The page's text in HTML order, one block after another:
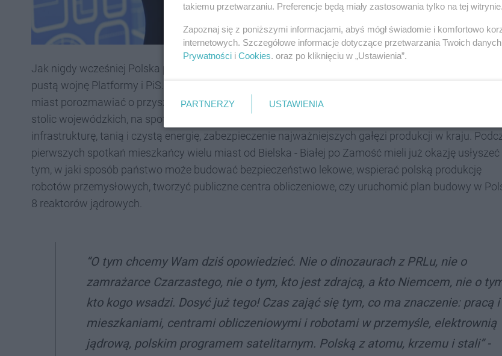
Jak nigdy wcześniej Polska potrzebuje planu. Jak przekonują liderzy Partii Razem — nie mamy czasu
pustą wojnę Platformy i PiS. Właśnie dlatego ekipa Razem rusza w Polskę, by z mieszkańcami
miast porozmawiać o przyszłości. Liderzy ugrupowania odwiedzają wszystkie 49 byłych i obecnych
stolic wojewódzkich, na spotkaniach w całym kraju przedstawią plan strategicznych inwestycji w
infrastrukturę, tanią i czystą energię, zabezpieczenie najważniejszych gałęzi produkcji w kraju.
pierwszych spotkań mieszkańcy wielu miast od Bielska - Białej po Zamość mieli już okazję usłyszeć
tym, w jaki sposób państwo może budować bezpieczeństwo lekowe, wspierać polską produkcję
robotów przemysłowych, tworzyć publiczne centra obliczeniowe, czy uruchomić plan budowy w
8 reaktorów jądrowych.
“O tym chcemy Wam dziś opowiedzieć. Nie o dinozaurach z PRLu, nie o
zamrażarce Czarzastego, nie o tym, kto jest zdrajcą, a kto Niemcem, nie o
kto kogo wsadzi. Dosyć już tego! Czas zająć się tym, co ma znaczenie: pracą i
mieszkaniami, centrami obliczeniowymi i robotami w przemyśle, elektrownią
jądrową, polskim programem satelitarnym. Polską z atomu, krzemu i stali” -
takiemu przetwarzaniu. Preferencje będą miały zastosowania tylko na tej witrynie.
Zapoznaj się z poniższymi informacjami, abyś mógł świadomie i komfortowo
internetowych. Szczegółowe informacje dotyczące przetwarzania Twoich
Prywatności i Cookies. oraz po kliknięciu w „Ustawienia”.
PARTNERZY USTAWIENIA